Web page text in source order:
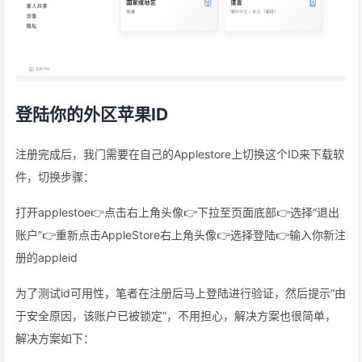
登陆你的外区苹果ID
注册完成后，我门需要在自己的Applestore上切换这个ID来下载软
件，切换步骤：
打开applestoe👉点击右上角头像👉下拉至页面底部👉选择“退出
账户”👉重新点击AppleStore右上角头像👉选择登陆👉输入你新注
册的appleid
为了测试id可用性，笔者在注册后马上登陆进行验证，然后提示“由
于安全原因，该账户已被锁定”，不用担心，解决方案也很简单，
解决方案如下：